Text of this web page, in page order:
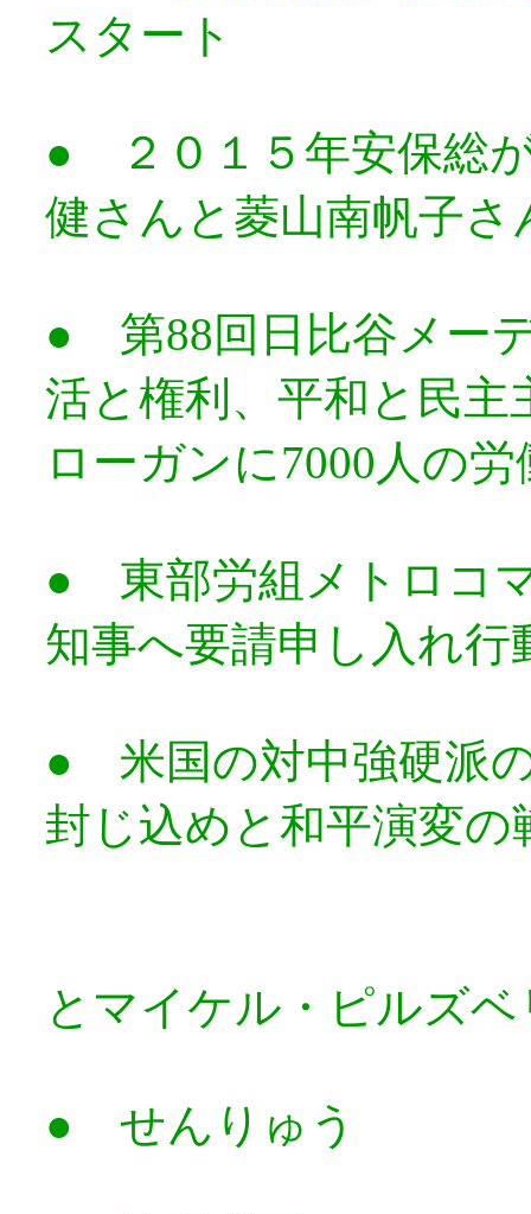
スタート
● ２０１５年安保総
健さんと菱山南帆子さ
● 第88回日比谷メ
活と権利、平和と民
ローガンに7000人の
● 東部労組メトロコ
知事へ要請申し入れ行
● 米国の対中強硬
封じ込めと和平演変の
とマイケル・ピルズ
● せんりゅう